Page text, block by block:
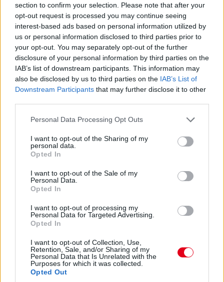
section to confirm your selection. Please note that after your
opt-out request is processed you may continue seeing
interest-based ads based on personal information utilized by
us or personal information disclosed to third parties prior to
your opt-out. You may separately opt-out of the further
disclosure of your personal information by third parties on the
IAB’s list of downstream participants. This information may
also be disclosed by us to third parties on the IAB’s List of
Downstream Participants that may further disclose it to other
Please note that this website/app uses one or more Google
not limited to your visit or usage behaviour. You may click to
grant or deny consent to Google and its third-party tags to
use your data for below specified purposes in below Google
consent section.
Personal Data Processing Opt Outs
I want to opt-out of the Sharing of my
personal data.
Opted In
I want to opt-out of the Sale of my
Personal Data.
Opted In
I want to opt-out of processing my
Personal Data for Targeted Advertising.
Opted In
I want to opt-out of Collection, Use,
Retention, Sale, and/or Sharing of my
Personal Data that Is Unrelated with the
Purposes for which it was collected.
Opted Out
Balogh Tamás
3 napja
Lassuló fejlesztési ütemre számít a Red Bull
Mivel egy új F1-es szabályrendszer első idényéről van szó,
között. A szezon első felében láthattunk is több nagy fejlesztési
csomagot az istállók többségénél, ezek pedig rendszerint
valóban előrelépést is jelentettek (talán a Haas és a Williams
jelentik a kivételt). A Red Bullnál is működött például a